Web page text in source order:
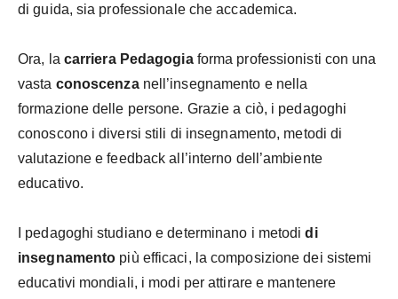
di guida, sia professionale che accademica.
Ora, la carriera Pedagogiaforma professionisti con una
vasta conoscenzanell’insegnamento e nella
formazione delle persone. Grazie a ciò, i pedagoghi
conoscono i diversi stili di insegnamento, metodi di
valutazione e feedback all’interno dell’ambiente
educativo.
I pedagoghi studiano e determinano i metodidi
insegnamento più efficaci, la composizione dei sistemi
educativi mondiali, i modi per attirare e mantenere